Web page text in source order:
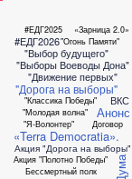
#ЕДГ2025
#ЕДГ2026
"Выбор будущего"
"Выборы Воеводы Дона"
"Движение первых"
"Дорога на выборы"
"Классика Победы"
"Молодая волна"
"Огонь Памяти"
"Я-Волонтер"
«Terra Democratia».
«Зарница 2.0»
Акция "Дорога на выборы"
Акция "Полотно Победы"
Анонс
Бессмертный полк
ВКС
Договор